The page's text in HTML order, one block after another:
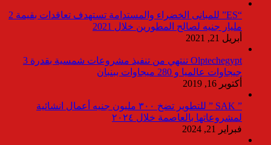
“ES” للمبانى الخضراء والمستدامة تستهدف تعاقدات بقيمة 2
مليار جنيه لصالح المطورين خلال 2021
أبريل 21, 2021
Olptechegypt تنتهي من تنفيذ مشروعات شمسية بقدرة 3
جيجاوات عالميا و 280 ميجاوات ببنبان
أكتوبر 16, 2019
” SAK ” للتطوير تضخ ٣٠٠ مليون جنيه أعمال انشائية
لمشروعاتها بالعاصمة خلال ٢٠٢٤
فبراير 21, 2024